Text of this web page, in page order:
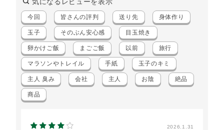
今回 皆さんの評判 送り先 身体作り
玉子 そのぶん安心感 目玉焼き
卵かけご飯 まごご飯 以前 旅行
マラソンやトレイル 手紙 玉子のキミ
主人 臭み 会社 主人 お陰 絶品
商品
2026.1.31